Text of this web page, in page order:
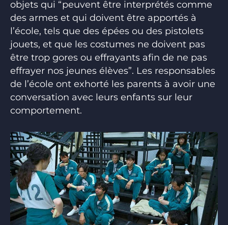
objets qui “peuvent être interprétés comme
des armes et qui doivent être apportés à
l’école, tels que des épées ou des pistolets
jouets, et que les costumes ne doivent pas
être trop gores ou effrayants afin de ne pas
effrayer nos jeunes élèves”. Les responsables
de l’école ont exhorté les parents à avoir une
conversation avec leurs enfants sur leur
comportement.